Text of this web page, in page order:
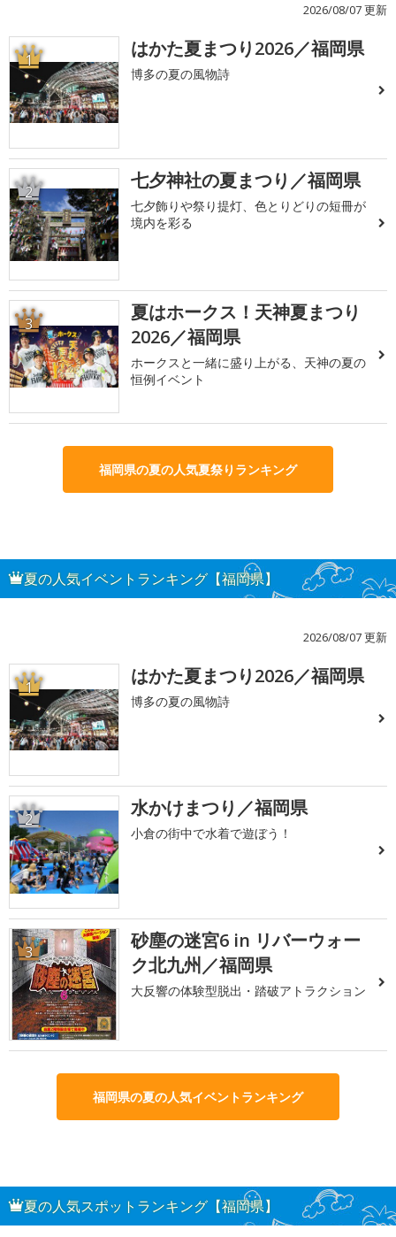
2026/08/07 更新
1 はかた夏まつり2026／福岡県
博多の夏の風物詩
2 七夕神社の夏まつり／福岡県
七夕飾りや祭り提灯、色とりどりの短冊が
境内を彩る
3
夏はホークス！天神夏まつり
2026／福岡県
ホークスと一緒に盛り上がる、天神の夏の
恒例イベント
福岡県の夏の人気夏祭りランキング
夏の人気イベントランキング【福岡県】
2026/08/07 更新
1 はかた夏まつり2026／福岡県
博多の夏の風物詩
2 水かけまつり／福岡県
小倉の街中で水着で遊ぼう！
3
砂塵の迷宮6 in リバーウォー
ク北九州／福岡県
大反響の体験型脱出・踏破アトラクション
福岡県の夏の人気イベントランキング
夏の人気スポットランキング【福岡県】